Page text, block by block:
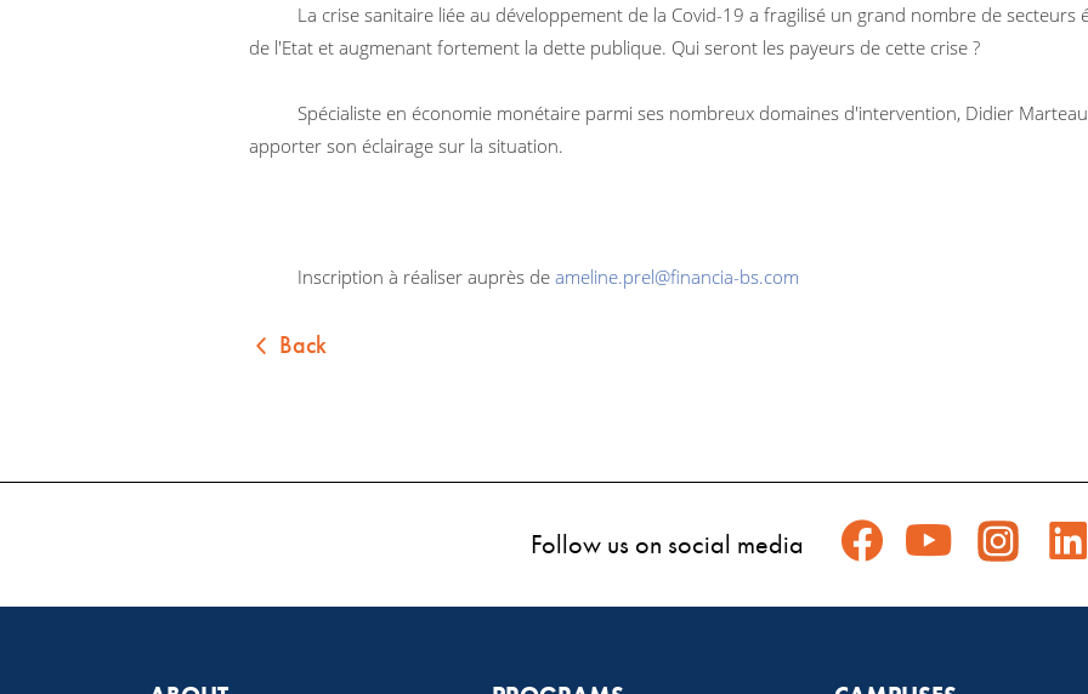
La crise sanitaire liée au développement de la Covid-19 a fragilisé un grand nombre de
de l'Etat et augmenant fortement la dette publique. Qui seront les payeurs de cette crise ?
Spécialiste en économie monétaire parmi ses nombreux domaines d'intervention, Didier
apporter son éclairage sur la situation.
Inscription à réaliser auprès de ameline.prel@financia-bs.com
Back
Follow us on social media